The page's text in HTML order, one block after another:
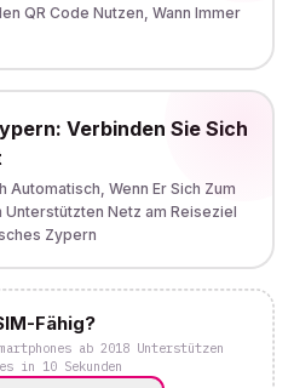
QR Code Nutzen, Wann Immer
Verbinden Sie Sich
Automatisch, Wenn Er Sich Zum
Unterstützten Netz am Reiseziel
Zypern
Fähig?
ab 2018 Unterstützen
in 10 Sekunden